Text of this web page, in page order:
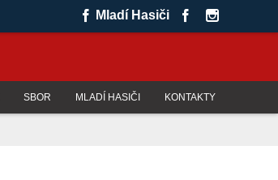
Mladí Hasiči
KONTAKTY
MLADÍ HASIČI
SBOR